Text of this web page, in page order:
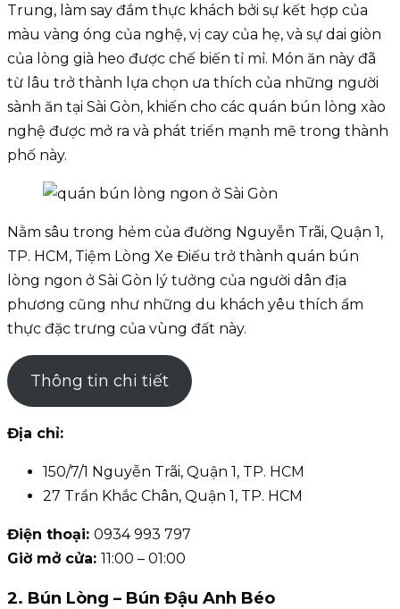
Trung, làm say đắm thực khách bởi sự kết hợp của
màu vàng óng của nghệ, vị cay của hẹ, và sự dai giòn
của lòng già heo được chế biến tỉ mỉ. Món ăn này đã
từ lâu trở thành lựa chọn ưa thích của những người
sành ăn tại Sài Gòn, khiến cho các quán bún lòng xào
nghệ được mở ra và phát triển mạnh mẽ trong thành
phố này.
Nằm sâu trong hẻm của đường Nguyễn Trãi, Quận 1,
TP. HCM, Tiệm Lòng Xe Điếu trở thành quán bún
lòng ngon ở Sài Gòn lý tưởng của người dân địa
phương cũng như những du khách yêu thích ẩm
thực đặc trưng của vùng đất này.
Thông tin chi tiết
Địa chỉ:
150/7/1 Nguyễn Trãi, Quận 1, TP. HCM
27 Trần Khắc Chân, Quận 1, TP. HCM
Điện thoại: 0934 993 797
Giờ mở cửa: 11:00 – 01:00
2. Bún Lòng – Bún Đậu Anh Béo